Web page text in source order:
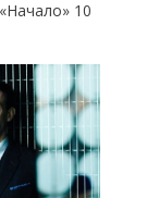
10